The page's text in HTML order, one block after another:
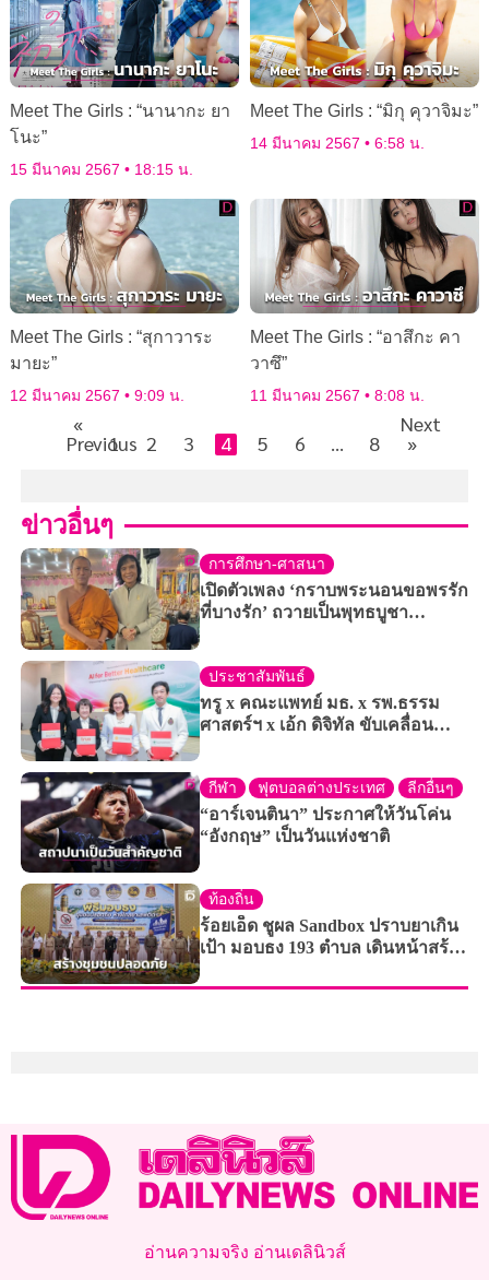
Meet The Girls : “นานากะ ยา
โนะ”
15 มีนาคม 2567 18:15 น.
Meet The Girls : “มิกุ คุวาจิมะ”
14 มีนาคม 2567 6:58 น.
Meet The Girls : “สุกาวาระ
มายะ”
12 มีนาคม 2567 9:09 น.
Meet The Girls : “อาสึกะ คา
วาซึ”
11 มีนาคม 2567 8:08 น.
«
Previous
1 2 3 4 5 6 … 8
Next
»
ข่าวอื่นๆ
การศึกษา-ศาสนา
เปิดตัวเพลง ‘กราบพระนอนขอพรรัก
ที่บางรัก’ ถวายเป็นพุทธบูชา
‘พระพุทธไสยาสน์’ วัด
ประชาสัมพันธ์
ทรู x คณะแพทย์ มธ. x รพ.ธรรม
ศาสตร์ฯ x เอ้ก ดิจิทัล ขับเคลื่อน
สาธารณสุขไทยสู่ Healthcare AI
กีฬา ฟุตบอลต่างประเทศ ลีกอื่นๆ
“อาร์เจนตินา” ประกาศให้วันโค่น
“อังกฤษ” เป็นวันแห่งชาติ
ท้องถิ่น
ร้อยเอ็ด ชูผล Sandbox ปราบยาเกิน
เป้า มอบธง 193 ตำบล เดินหน้าสร้าง
ชุมชนปลอดยาเสพติด
อ่านความจริง อ่านเดลินิวส์